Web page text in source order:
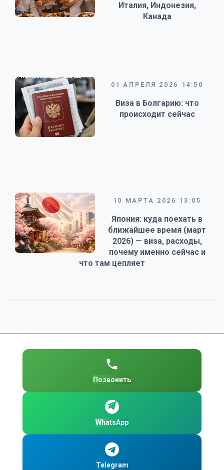
Италия, Индонезия,
Канада
01 АПРЕЛЯ 2026 14:50
Виза в Болгарию: что
происходит сейчас
10 МАРТА 2026 13:05
Япония: куда поехать в
ближайшее время (март
2026) — виза, расходы,
почему именно сейчас и
что там цепляет
Позвонить
WhatsApp
Telegram